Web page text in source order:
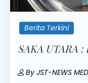
Berita Terkini
SAKA UTARA
ByJST-NEWS